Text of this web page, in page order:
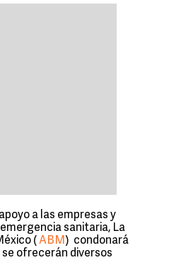
a las empresas y
sanitaria, La
( ABM ) condonará
ofrecerán diversos